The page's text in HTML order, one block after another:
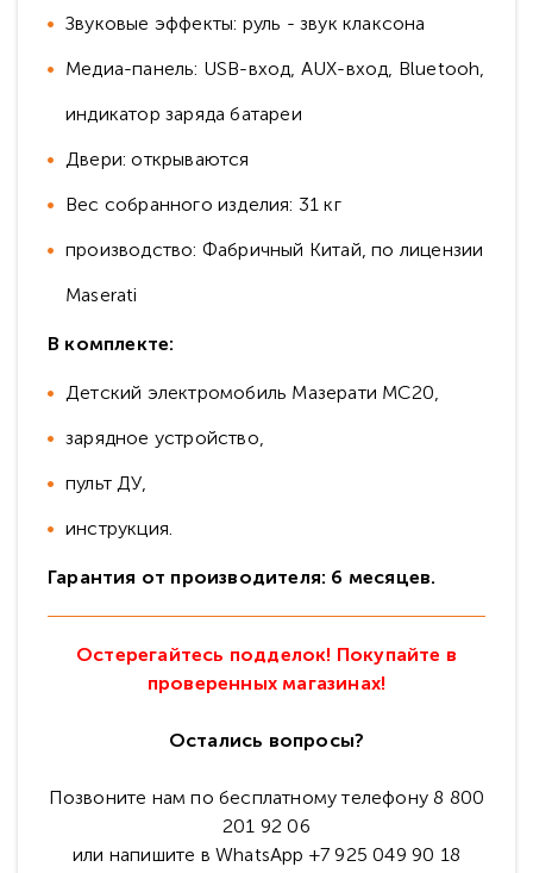
Звуковые эффекты: руль - звук клаксона
Медиа-панель: USB-вход, AUX-вход, Bluetooh,
индикатор заряда батареи
Двери: открываются
Вес собранного изделия: 31 кг
производство: Фабричный Китай, по лицензии
Maserati
В комплекте:
Детский электромобиль Мазерати MC20,
зарядное устройство,
пульт ДУ,
инструкция.
Гарантия от производителя: 6 месяцев.
Остерегайтесь подделок! Покупайте в
проверенных магазинах!
Остались вопросы?
Позвоните нам по бесплатному телефону 8 800
201 92 06
или напишите в WhatsApp +7 925 049 90 18